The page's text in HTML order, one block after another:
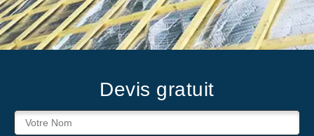
Devis gratuit